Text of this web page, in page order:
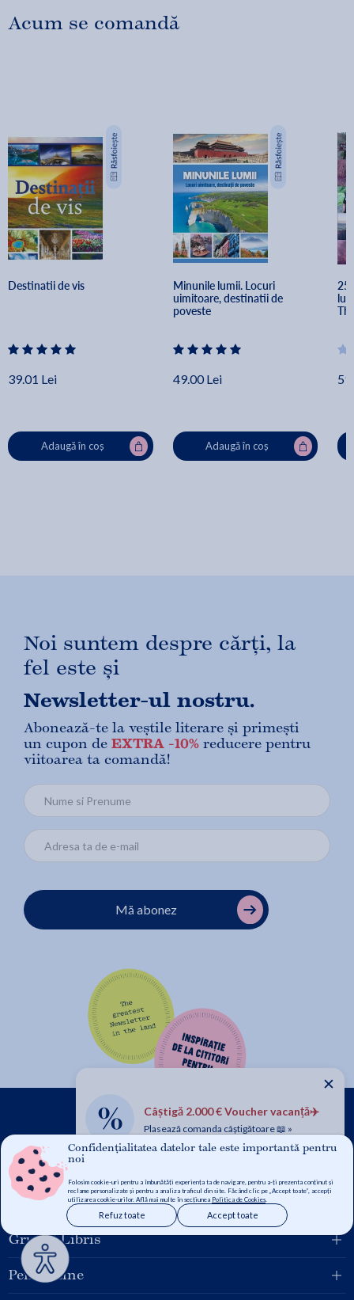
Confidențialitatea datelor tale este importantă pentru
noi
Folosim cookie-uri pentru a îmbunătăți experiența ta de navigare, pentru a-ți prezenta conținut și
reclame personalizate și pentru a analiza traficul din site. Făcând clic pe „Accept toate”, accepți
utilizarea cookie-urilor. Află mai multe în secțiunea Politica de Cookies.
Accept toate
Refuz toate
Câștigă 2.000 € Voucher vacanță✈️
Plasează comanda câștigătoare 📖 »
✕
Acum se comandă
Destinatii de vis
39.01 Lei
Adaugă în coș
Minunile lumii. Locuri
uimitoare, destinatii de
poveste
49.00 Lei
Adaugă în coș
25
Noi suntem despre cărți, la
fel este și
Newsletter-ul nostru.
Abonează-te la veștile literare și primești
un cupon de EXTRA -10% reducere pentru
viitoarea ta comandă!
Mă abonez
Grupul Libris
Pentru tine